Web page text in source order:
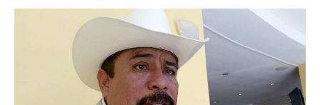
EL EXACTO
EXA INFORMA
GLOBO
CONTEXTOS
DIÁLOGOS CON LA HISTORIA
COLABORADORES
ACTUALIDADES GREM